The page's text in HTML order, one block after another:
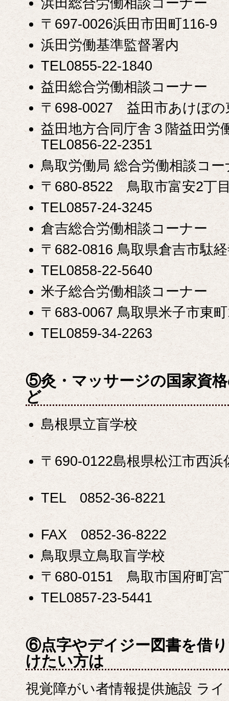
〒697-0026浜田市田町116-9
浜田労働基準監督署内
TEL0855-22-1840
益田総合労働相談コーナー
〒698-0027 益田市あけぼの
益田地方合同庁舎３階益田労
TEL0856-22-2351
鳥取労働局 総合労働相談コー
〒680-8522 鳥取市富安2丁
TEL0857-24-3245
倉吉総合労働相談コーナー
〒682-0816 鳥取県倉吉市駄
TEL0858-22-5640
米子総合労働相談コーナー
〒683-0067 鳥取県米子市東
TEL0859-34-2263
⑤灸・マッサージの国家資
ど
島根県立盲学校
〒690-0122島根県松江市西浜
TEL 0852-36-8221
FAX 0852-36-8222
鳥取県立鳥取盲学校
〒680-0151 鳥取市国府町宮
TEL0857-23-5441
⑥点字やデイジー図書を借
けたい方は
視覚障がい者情報提供施設 ラ